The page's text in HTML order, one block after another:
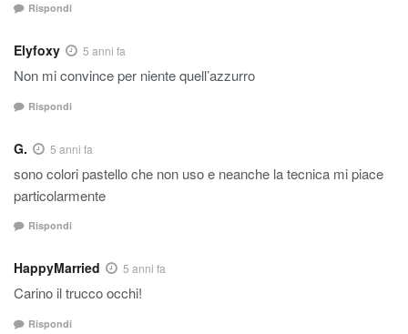
Rispondi
Elyfoxy 5 anni fa
Non mi convince per niente quell’azzurro
Rispondi
G. 5 anni fa
sono colori pastello che non uso e neanche la tecnica mi piace
particolarmente
Rispondi
HappyMarried 5 anni fa
Carino il trucco occhi!
Rispondi